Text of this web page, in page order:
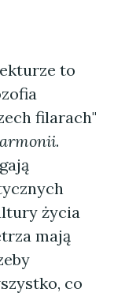
to
filarach"
.
życia
mają
co